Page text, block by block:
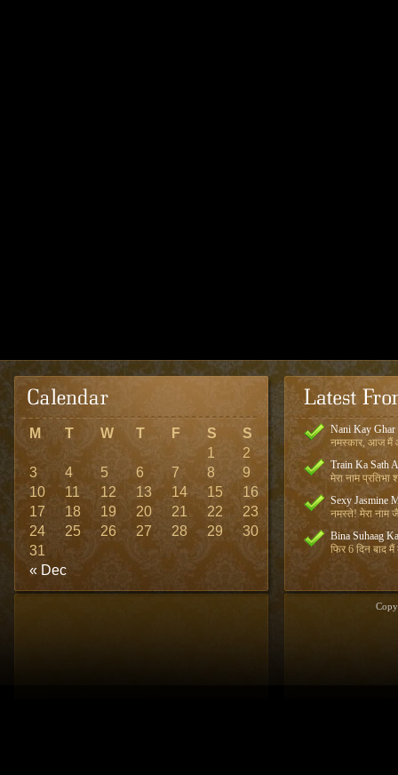
M T W T F S S
« Dec
1
2
3
4 5 6 7 8
9
10
11 12 13 14 15
16
17
18 19 20 21 22
23
24
25 26 27 28 29
30
31
Nani Kay Ghar
नमस्कार, आज मैं
Train Ka Sath
मेरा नाम प्रतिभा
Sexy Jasmine
नमस्ते! मेरा नाम
Bina Suhaag
फिर 6 दिन बाद